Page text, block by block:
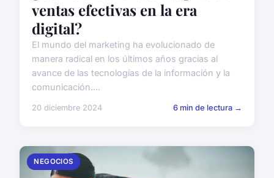
ventas efectivas en la era
digital?
El mundo del marketing ha evolucionado de
manera radical en los últimos años gracias al
avance de las tecnologías de la información y la
comunicación....
20 diciembre 2024 6 min de lectura →
NEGOCIOS